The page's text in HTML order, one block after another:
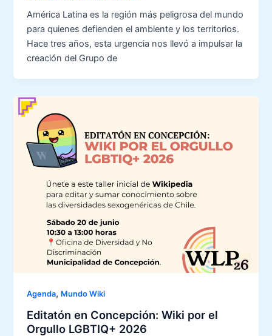
América Latina es la región más peligrosa del mundo
para quienes defienden el ambiente y los territorios.
Hace tres años, esta urgencia nos llevó a impulsar la
creación del Grupo de
Agenda, Mundo Wiki
Editatón en Concepción: Wiki por el
Orgullo LGBTIQ+ 2026